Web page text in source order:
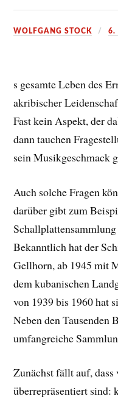
WOLFGANG STOCK 6.
s gesamte Leben des
akribischer
Fast kein Aspekt, der
dann tauchen
sein Musikgeschmack
Auch solche Fragen
darüber gibt zum
Bekanntlich hat der
Gellhorn, ab 1945 mit
dem kubanischen
von 1939 bis 1960 hat
Neben den Tausenden
umfangreiche
Zunächst fällt auf,
überrepräsentiert sind: